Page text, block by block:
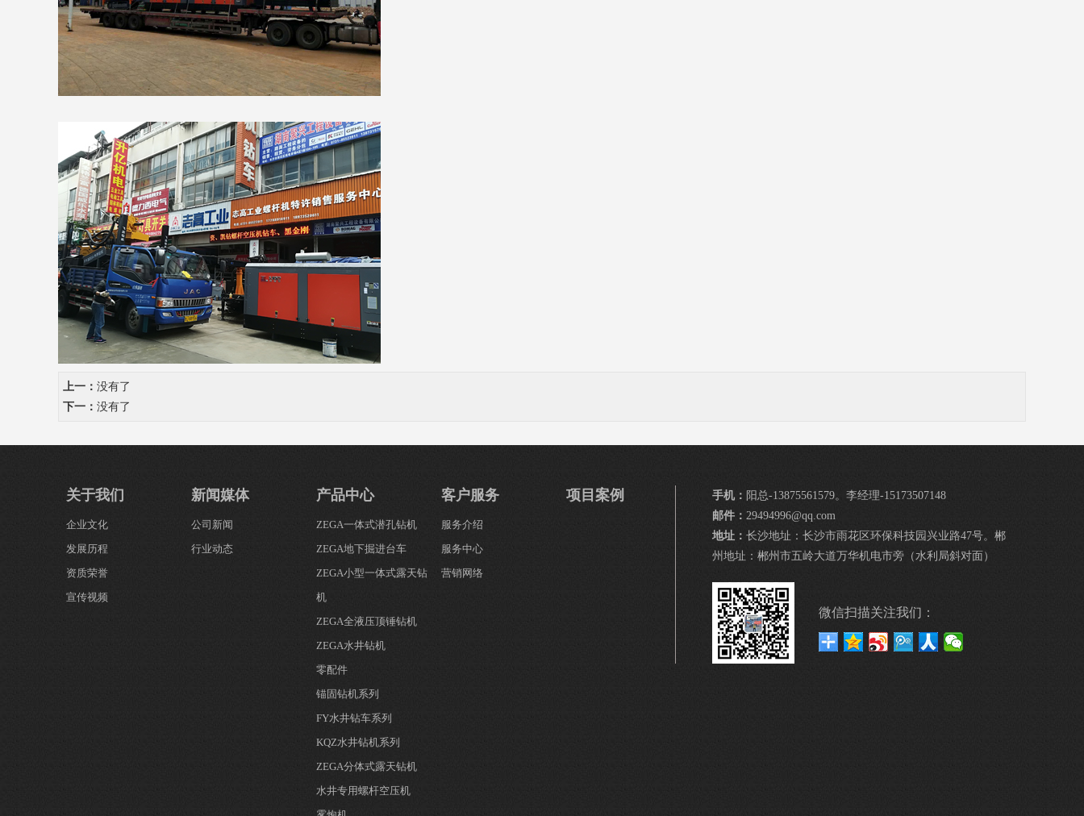
上一： 没有了
下一： 没有了
关于我们
企业文化
发展历程
资质荣誉
宣传视频
新闻媒体
公司新闻
行业动态
产品中心
ZEGA一体式潜孔钻机
ZEGA地下掘进台车
ZEGA小型一体式露天钻
机
ZEGA全液压顶锤钻机
ZEGA水井钻机
零配件
锚固钻机系列
FY水井钻车系列
KQZ水井钻机系列
ZEGA分体式露天钻机
水井专用螺杆空压机
客户服务
服务介绍
服务中心
营销网络
项目案例 手机： 阳总-13875561579。李经理-15173507148
邮件： 29494996@qq.com
地址： 长沙地址：长沙市雨花区环保科技园兴业路47号。郴
州地址：郴州市五岭大道万华机电市旁（水利局斜对面）
微信扫描关注我们：